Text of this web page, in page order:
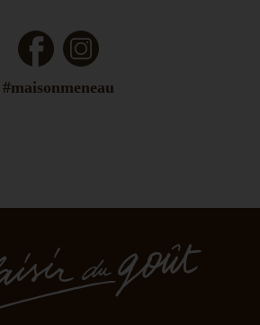
FacebookInstagram
#maisonmeneau